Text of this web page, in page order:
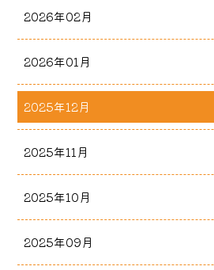
2026年02月
2026年01月
2025年12月
2025年11月
2025年10月
2025年09月